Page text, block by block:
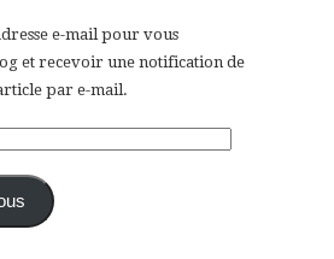
e-mail pour vous
et recevoir une notification de
par e-mail.